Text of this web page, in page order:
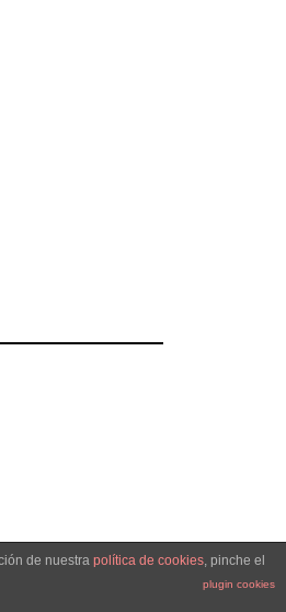
de nuestra política de cookies, pinche el
plugin cookies